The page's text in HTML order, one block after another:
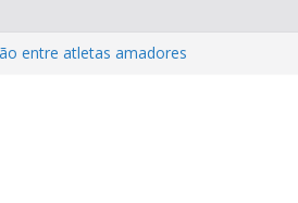
entre atletas amadores
Sul-americano FIA
acontecerá em outubro em